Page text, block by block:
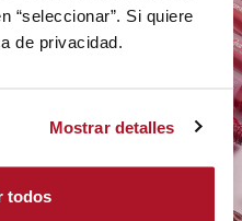
“seleccionar”. Si quiere
de privacidad.
Mostrar detalles
todos